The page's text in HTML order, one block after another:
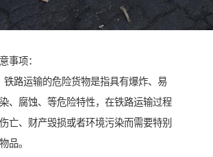
事项：
铁路运输的危险货物是指具有爆炸、易
、腐蚀、等危险特性，在铁路运输过程
亡、财产毁损或者环境污染而需要特别
品。